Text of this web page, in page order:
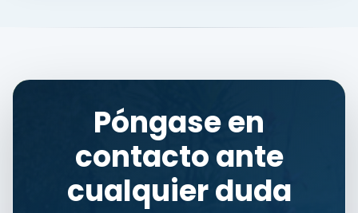
Póngase en
contacto ante
cualquier duda